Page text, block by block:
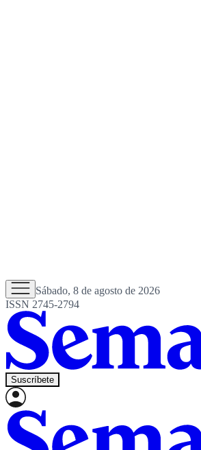
Sábado, 8 de agosto de 2026
ISSN 2745-2794
Suscríbete